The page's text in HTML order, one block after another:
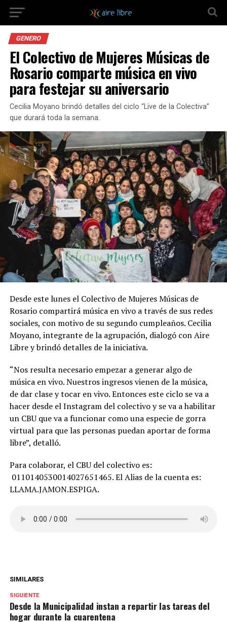
GENERO
El Colectivo de Mujeres Músicas de
Rosario comparte música en vivo
para festejar su aniversario
Cecilia Moyano brindó detalles del ciclo “Live de la Colectiva”
que durará toda la semana.
Desde este lunes el Colectivo de Mujeres Músicas de
Rosario compartirá música en vivo a través de sus redes
sociales, con motivo de su segundo cumpleaños. Cecilia
Moyano, integrante de la agrupación, dialogó con Aire
Libre y brindó detalles de la iniciativa.
“Nos resulta necesario empezar a generar algo de
música en vivo. Nuestros ingresos vienen de la música,
de dar clase y tocar en vivo. Entonces este ciclo se va a
hacer desde el Instagram del colectivo y se va a habilitar
un CBU que va a funcionar como una especie de gorra
virtual para que las personas puedan aportar de forma
libre”, detalló.
Para colaborar, el CBU del colectivo es:
0110140530014027651465. El Alias de la cuenta es:
LLAMA.JAMON.ESPIGA.
SIMILARES
SIGUIENTE
Desde la Municipalidad instan a repartir las tareas del
hogar durante la cuarentena